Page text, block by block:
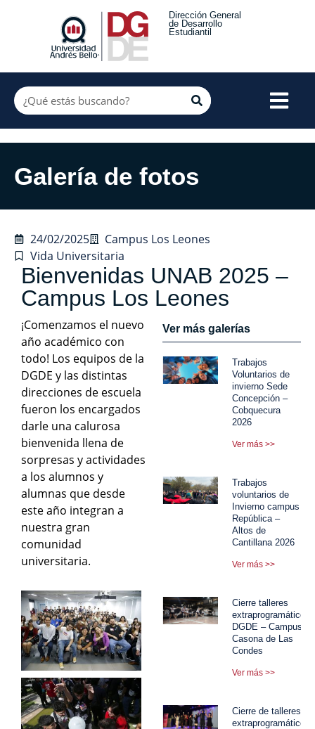
Dirección General
de Desarrollo
Estudiantil
Galería de fotos
24/02/2025
Campus Los Leones
Vida Universitaria
Bienvenidas UNAB 2025 –
Campus Los Leones
¡Comenzamos el nuevo
año académico con
todo! Los equipos de la
DGDE y las distintas
direcciones de escuela
fueron los encargados
darle una calurosa
bienvenida llena de
sorpresas y actividades
a los alumnos y
alumnas que desde
este año integran a
nuestra gran
comunidad
universitaria.
Ver más galerías
Trabajos
Voluntarios de
invierno Sede
Concepción –
Cobquecura
2026
Ver más >>
Trabajos
voluntarios de
Invierno campus
República –
Altos de
Cantillana 2026
Ver más >>
Cierre talleres
extraprogramáticos
DGDE – Campus
Casona de Las
Condes
Ver más >>
Cierre de talleres
extraprogramáticos